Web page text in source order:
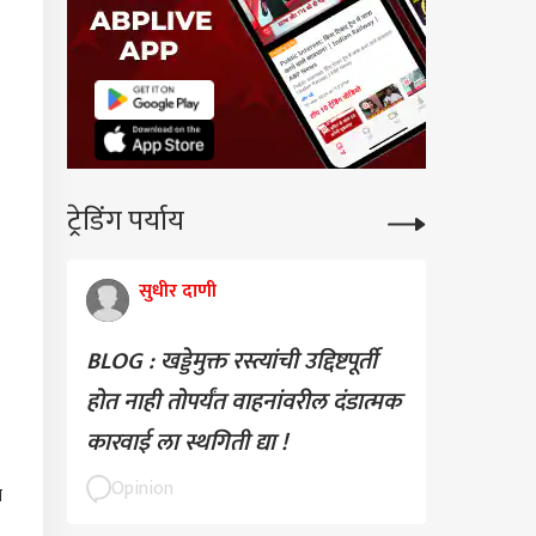
ट्रेडिंग पर्याय
सुधीर दाणी
BLOG : खड्डेमुक्त रस्त्यांची उद्दिष्टपूर्ती
होत नाही तोपर्यंत वाहनांवरील दंडात्मक
कारवाई ला स्थगिती द्या !
Opinion
खात्यात
पैसे जाण्यात
अडचण, मंत्र्यांनी